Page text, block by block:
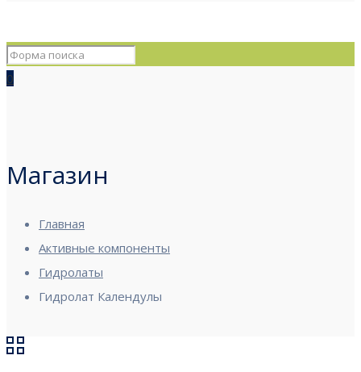
0
Магазин
Главная
Активные компоненты
Гидролаты
Гидролат Календулы